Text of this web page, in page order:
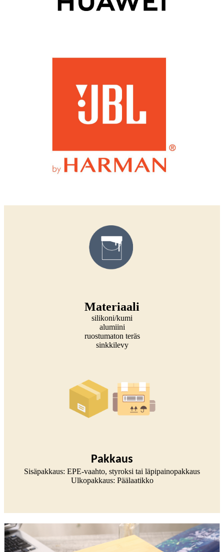
Materiaali
silikoni/kumi
alumiini
ruostumaton teräs
sinkkilevy
Pakkaus
Sisäpakkaus: EPE-vaahto, styroksi tai läpipainopakkaus
Ulkopakkaus: Päälaatikko